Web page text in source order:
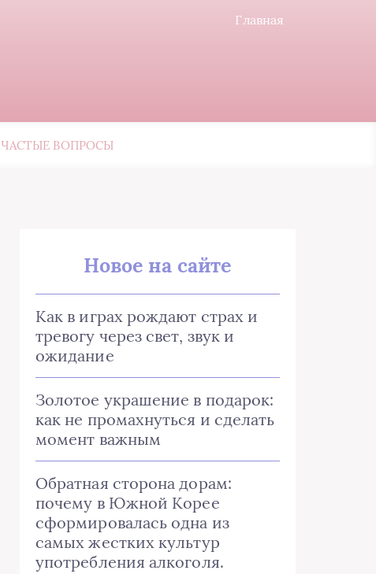
Главная
ЧАСТЫЕ ВОПРОСЫ
Новое на сайте
Как в играх рождают страх и
тревогу через свет, звук и
ожидание
Золотое украшение в подарок:
как не промахнуться и сделать
момент важным
Обратная сторона дорам:
почему в Южной Корее
сформировалась одна из
самых жестких культур
употребления алкоголя.